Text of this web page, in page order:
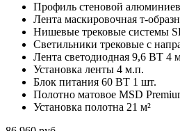
Профиль стеновой
Лента маскировочная т-
Нишевые трековые системы
Светильники трековые с
Лента светодиодная 9,6 ВТ 4
Установка ленты 4 м.п.
Блок питания 60 ВТ 1 шт.
Полотно матовое MSD
Установка полотна 21 м²